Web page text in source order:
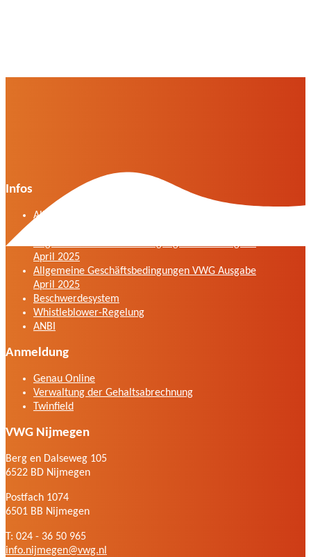
Infos
Allgemeine Geschäftsbedingungen der VWG in
April 2025
Allgemeine Geschäftsbedingungen VWG Ausgabe
April 2025
Beschwerdesystem
Whistleblower-Regelung
ANBI
Anmeldung
Genau Online
Verwaltung der Gehaltsabrechnung
Twinfield
VWG Nijmegen
Berg en Dalseweg 105
6522 BD Nijmegen
Postfach 1074
6501 BB Nijmegen
T: 024 - 36 50 965
info.nijmegen@vwg.nl